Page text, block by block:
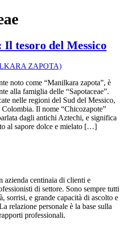
tesoro del Messico
noto come “Manilkara zapota”, è
alla famiglia delle “Sapotaceae”.
nelle regioni del Sud del Messico,
Il nome “Chicozapote”
dagli antichi Aztechi, e significa
al sapore dolce e mielato […]
azienda centinaia di clienti e
di settore. Sono sempre tutti
sorrisi, e grande capacità di ascolto e
relazione personale è la base sulla
professionali.